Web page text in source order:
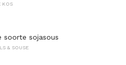
KOS
soorte sojasous
& SOUSE